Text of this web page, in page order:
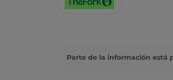
Parte de la información está